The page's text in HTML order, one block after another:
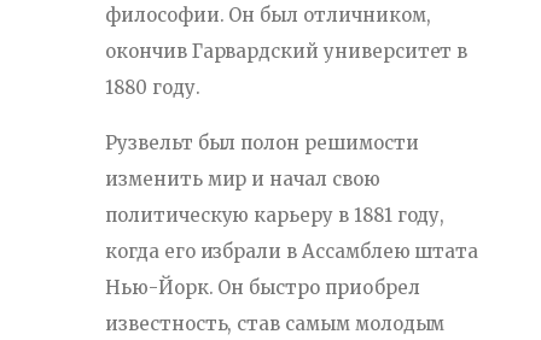
философии. Он был отличником,
окончив Гарвардский университет в
1880 году.
Рузвельт был полон решимости
изменить мир и начал свою
политическую карьеру в 1881 году,
когда его избрали в Ассамблею штата
Нью-Йорк. Он быстро приобрел
известность, став самым молодым